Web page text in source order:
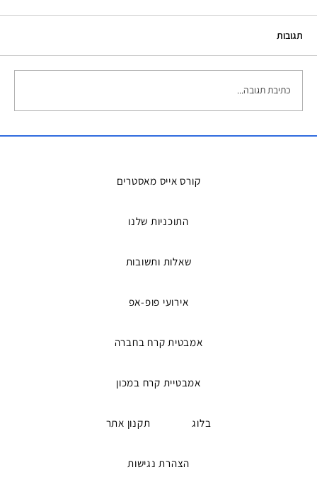
תגובות
כתיבת תגובה...
קורס אייס מאסטרים
התוכניות שלנו
שאלות ותשובות
אירועי פופ-אפ
אמבטית קרח בחברה
אמבטיית קרח במכון
בלוג תקנון אתר
הצהרת נגישות